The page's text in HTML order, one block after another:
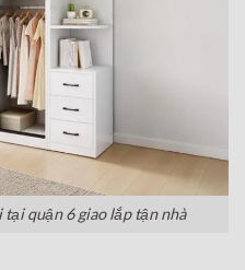
quận 6 giao lắp tận nhà